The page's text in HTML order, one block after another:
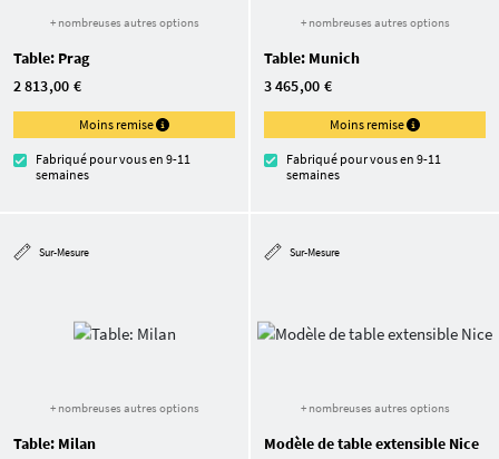
+ nombreuses autres options
Table: Prag
2 813,00 €
Moins remise
Fabriqué pour vous en 9-11
semaines
+ nombreuses autres options
Table: Munich
3 465,00 €
Moins remise
Fabriqué pour vous en 9-11
semaines
Sur-Mesure
+ nombreuses autres options
Table: Milan
Sur-Mesure
+ nombreuses autres options
Modèle de table extensible Nice